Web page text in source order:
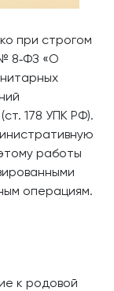
при строгом
8‑ФЗ «О
178 УПК РФ).
работы
операциям.
к родовой